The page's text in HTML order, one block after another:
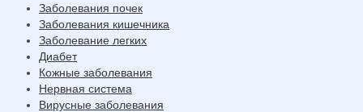
Заболевания почек
Заболевания кишечника
Заболевание легких
Диабет
Кожные заболевания
Нервная система
Вирусные заболевания